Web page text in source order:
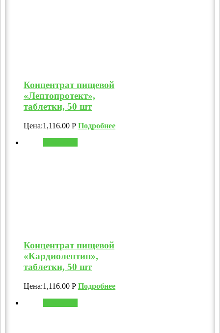
Концентрат пищевой
«Лептопротект»,
таблетки, 50 шт
Цена:1,116.00 Р Подробнее
Концентрат пищевой
«Кардиолептин»,
таблетки, 50 шт
Цена:1,116.00 Р Подробнее